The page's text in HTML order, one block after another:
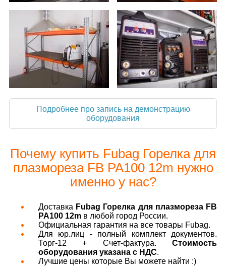
Подробнее про запись на демонстрацию
оборудования
Почему купить Fubag Горелка для
плазмореза FB PA100 12m нужно
именно у нас?
Доставка Fubag Горелка для плазмореза FB
PA100 12m в любой город России.
Официальная гарантия на все товары Fubag.
Для юр.лиц - полный комплект документов.
Торг-12 + Счет-фактура. Стоимость
оборудования указана с НДС.
Лучшие цены которые Вы можете найти :)